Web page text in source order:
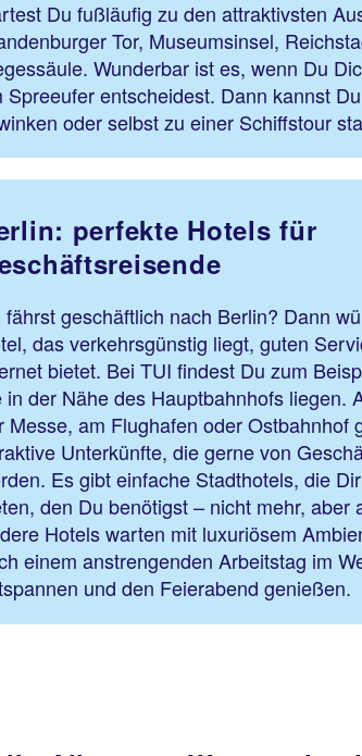
Du fußläufig zu den attraktivsten
Tor, Museumsinsel,
Wunderbar ist es, wenn Du
Spreeufer entscheidest. Dann kannst
oder selbst zu einer Schiffstour
perfekte Hotels für
fährst geschäftlich nach Berlin? Dann
das verkehrsgünstig liegt, guten
bietet. Bei TUI findest Du zum
in der Nähe des Hauptbahnhofs liegen.
Messe, am Flughafen oder Ostbahnhof
Unterkünfte, die gerne von
Es gibt einfache Stadthotels, die
den Du benötigst – nicht mehr, aber
Hotels warten mit luxuriösem
einem anstrengenden Arbeitstag im
und den Feierabend genießen.